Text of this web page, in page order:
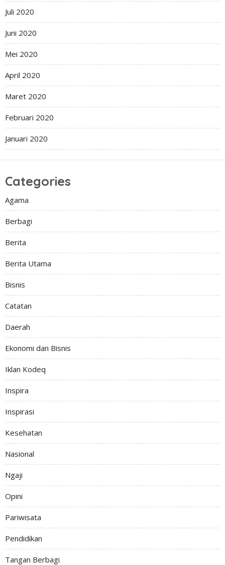
Juli 2020
Juni 2020
Mei 2020
April 2020
Maret 2020
Februari 2020
Januari 2020
Categories
Agama
Berbagi
Berita
Berita Utama
Bisnis
Catatan
Daerah
Ekonomi dan Bisnis
Iklan Kodeq
Inspira
Inspirasi
Kesehatan
Nasional
Ngaji
Opini
Pariwisata
Pendidikan
Tangan Berbagi